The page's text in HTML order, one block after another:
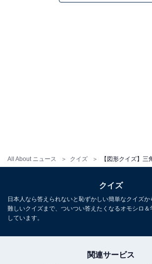
All About ニュース クイズ
クイズ
日本人なら答えられないと恥ずかしい簡単なクイズ
難しいクイズまで、ついつい答えたくなるオモシロ
しています。
関連サービス